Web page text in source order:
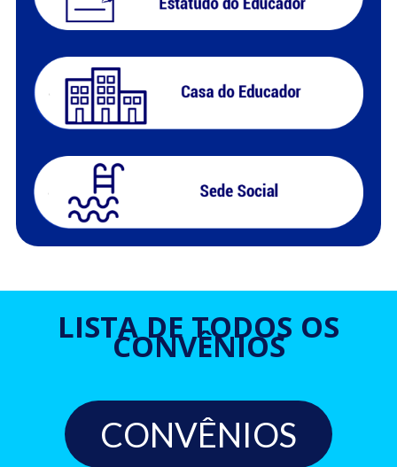
LISTA DE TODOS OS
CONVÊNIOS
CONVÊNIOS